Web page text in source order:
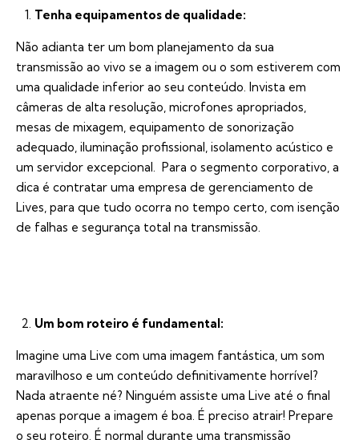
Tenha equipamentos de qualidade:
Não adianta ter um bom planejamento da sua
transmissão ao vivo se a imagem ou o som estiverem com
uma qualidade inferior ao seu conteúdo. Invista em
câmeras de alta resolução, microfones apropriados,
mesas de mixagem, equipamento de sonorização
adequado, iluminação profissional, isolamento acústico e
um servidor excepcional. Para o segmento corporativo, a
dica é contratar uma empresa de gerenciamento de
Lives, para que tudo ocorra no tempo certo, com isenção
de falhas e segurança total na transmissão.
Um bom roteiro é fundamental:
Imagine uma Live com uma imagem fantástica, um som
maravilhoso e um conteúdo definitivamente horrível?
Nada atraente né? Ninguém assiste uma Live até o final
apenas porque a imagem é boa. É preciso atrair! Prepare
o seu roteiro. É normal durante uma transmissão